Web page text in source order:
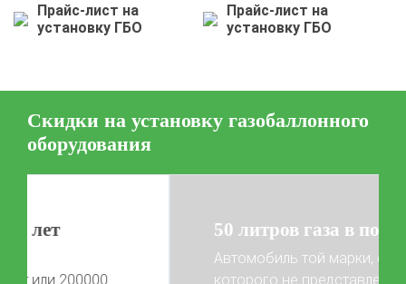
Установка ГБО за 6 часов
4-го поколения
5-го поколения
Прайс-лист на
установку ГБО
Прайс-лист на
установку ГБО
Скидки на установку газобаллонного
оборудования
50 литров газа в подарок!
Автомобиль той марки, фото
которого не представлены на сайте,